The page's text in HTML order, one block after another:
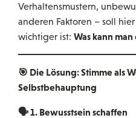
Verhaltensmustern,
anderen Faktoren – soll
wichtiger ist: Was kann
🎯 Die Lösung: Stimme als
Selbstbehauptung
🗣️1. Bewusstsein schaffen